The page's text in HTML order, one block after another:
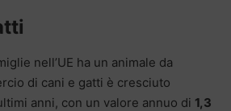
nell’UE ha un animale da
di cani e gatti è cresciuto
anni, con un valore annuo di 1,3